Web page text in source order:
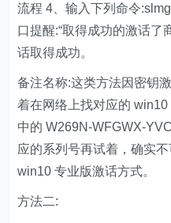
流程 4、输入下列命令
口提醒:“取得成功的激话了
话取得成功。
备注名称:这类方法因密钥
着在网络上找对应的
中的 W269N-WFGWX-
应的系列号再试着，确实
win10 专业版激话方式。
方法二: